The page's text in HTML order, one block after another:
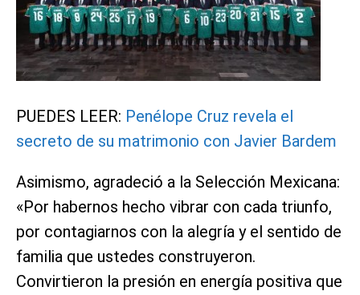
PUEDES LEER: Penélope Cruz revela el
secreto de su matrimonio con Javier Bardem
Asimismo, agradeció a la Selección Mexicana:
«Por habernos hecho vibrar con cada triunfo,
por contagiarnos con la alegría y el sentido de
familia que ustedes construyeron.
Convirtieron la presión en energía positiva que